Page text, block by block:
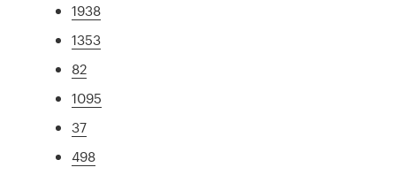
1938
1353
82
1095
37
498